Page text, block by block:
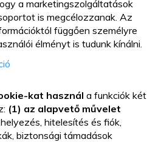
Fényezők Koronákhoz
és Hídban
a marketingszolgáltatások
is megcélozzanak. Az
függően személyre
élményt is tudunk kínálni.
kat használ a funkciók két
(1) az alapvető művelet
hitelesítés és fiók,
biztonsági támadások